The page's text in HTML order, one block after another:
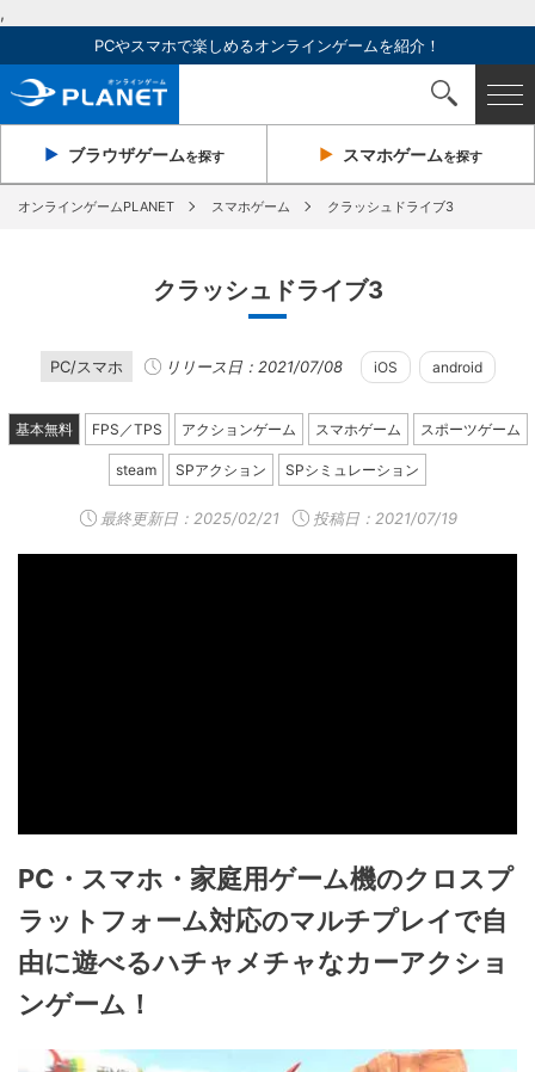
,
PCやスマホで楽しめるオンラインゲームを紹介！
ブラウザゲームを探す スマホゲームを探す
オンラインゲームPLANET スマホゲーム クラッシュドライブ3
クラッシュドライブ3
PC/スマホ リリース日：2021/07/08 iOS android
基本無料 FPS／TPS アクションゲーム スマホゲーム スポーツゲーム
steam SPアクション SPシミュレーション
最終更新日： 2025/02/21 投稿日：2021/07/19
PC・スマホ・家庭用ゲーム機のクロスプ
ラットフォーム対応のマルチプレイで自
由に遊べるハチャメチャなカーアクショ
ンゲーム！